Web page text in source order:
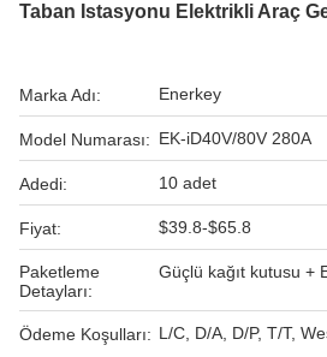
Taban Istasyonu Elektrikli Araç
Marka Adı: Enerkey
Model Numarası: EK-iD40V/80V 280A
Adedi: 10 adet
Fiyat: $39.8-$65.8
Paketleme
Detayları:
Güçlü kağıt kutusu +
Ödeme Koşulları: L/C, D/A, D/P, T/T,